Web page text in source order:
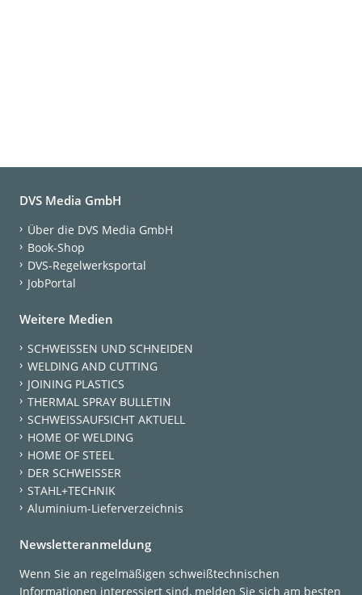
DVS Media GmbH
Über die DVS Media GmbH
Book-Shop
DVS-Regelwerksportal
JobPortal
Weitere Medien
SCHWEISSEN UND SCHNEIDEN
WELDING AND CUTTING
JOINING PLASTICS
THERMAL SPRAY BULLETIN
SCHWEISSAUFSICHT AKTUELL
HOME OF WELDING
HOME OF STEEL
DER SCHWEISSER
STAHL+TECHNIK
Aluminium-Lieferverzeichnis
Newsletteranmeldung
Wenn Sie an regelmäßigen schweißtechnischen
Informationen interessiert sind, melden Sie sich am besten